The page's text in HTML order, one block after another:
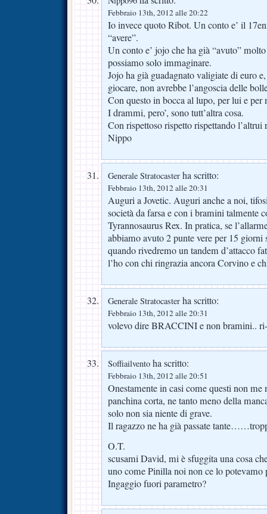
Febbraio 13th, 2012 alle 20:22
Io invece quoto Ribot. Un conto e’ il
“avere”.
Un conto e’ jojo che ha già “avuto”
possiamo solo immaginare.
Jojo ha già guadagnato valigiate di euro
giocare, non avrebbe l’angoscia delle
Con questo in bocca al lupo, per lui e per
I drammi, pero’, sono tutt’altra cosa.
Con rispettoso rispetto rispettando
Nippo
Generale Stratocaster ha scritto:
Febbraio 13th, 2012 alle 20:31
Auguri a Jovetic. Auguri anche a noi,
società da farsa e con i bramini talmente
Tyrannosaurus Rex. In pratica, se
abbiamo avuto 2 punte vere per 15 giorni
quando rivedremo un tandem d’attacco
l’ho con chi ringrazia ancora Corvino e
Generale Stratocaster ha scritto:
Febbraio 13th, 2012 alle 20:31
volevo dire BRACCINI e non bramini..
Soffiailvento ha scritto:
Febbraio 13th, 2012 alle 20:51
Onestamente in casi come questi non me
panchina corta, ne tanto meno della
solo non sia niente di grave.
Il ragazzo ne ha già passate
O.T.
scusami David, mi è sfuggita una cosa
uno come Pinilla noi non ce lo potevamo
Ingaggio fuori parametro?